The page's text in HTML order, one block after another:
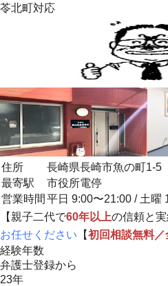
苓北町対応
住所
長崎県長崎市魚の町1-5
最寄駅
市役所電停
営業時間 平日 9:00〜21:00 / 土曜
【親子二代で60年以上の信頼と実
お任せください 【初回相談無料
経験年数
弁護士登録から
23年